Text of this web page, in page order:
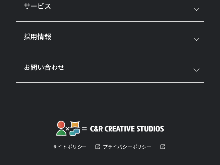
サービス
採用情報
お問い合わせ
サイトポリシー プライバシーポリシー